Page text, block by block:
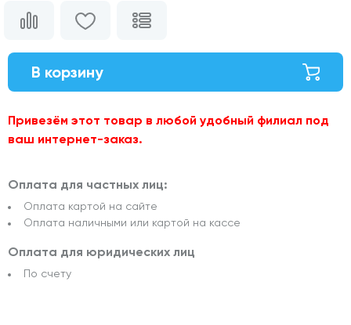
В корзину
Привезём этот товар в любой удобный филиал под
ваш интернет-заказ.
Оплата для частных лиц:
Оплата картой на сайте
Оплата наличными или картой на кассе
Оплата для юридических лиц
По счету